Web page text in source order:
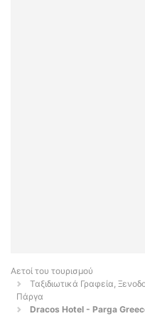
Αετοί του τουρισμού
Ταξιδιωτικά Γραφεία,
Πάργα
Dracos Hotel - Parga